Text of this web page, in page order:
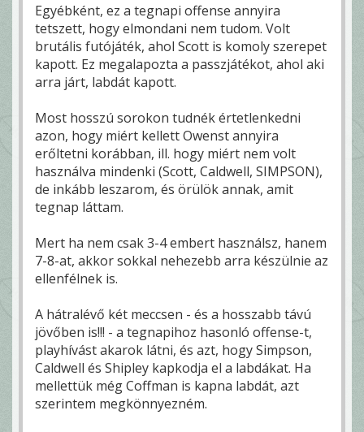
Egyébként, ez a tegnapi offense annyira
tetszett, hogy elmondani nem tudom. Volt
brutális futójáték, ahol Scott is komoly szerepet
kapott. Ez megalapozta a passzjátékot, ahol aki
arra járt, labdát kapott.
Most hosszú sorokon tudnék értetlenkedni
azon, hogy miért kellett Owenst annyira
erőltetni korábban, ill. hogy miért nem volt
használva mindenki (Scott, Caldwell, SIMPSON),
de inkább leszarom, és örülök annak, amit
tegnap láttam.
Mert ha nem csak 3-4 embert használsz, hanem
7-8-at, akkor sokkal nehezebb arra készülnie az
ellenfélnek is.
A hátralévő két meccsen - és a hosszabb távú
jövőben is!!! - a tegnapihoz hasonló offense-t,
playhívást akarok látni, és azt, hogy Simpson,
Caldwell és Shipley kapkodja el a labdákat. Ha
mellettük még Coffman is kapna labdát, azt
szerintem megkönnyezném.